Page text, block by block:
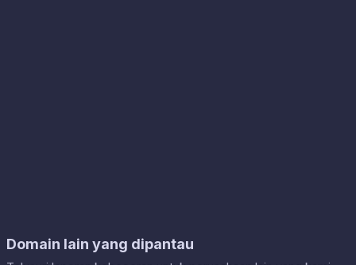
Domain lain yang dipantau